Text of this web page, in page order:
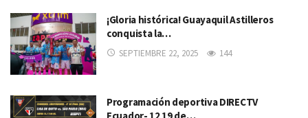
¡Gloria histórica! Guayaquil Astilleros
conquista la…
SEPTIEMBRE 22, 2025 144
Programación deportiva DIRECTV